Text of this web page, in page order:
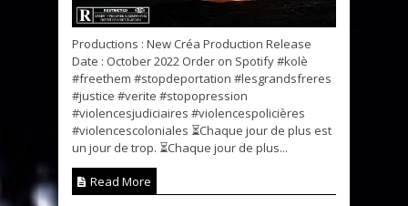
Productions : New Créa Production Release
Date : October 2022 Order on Spotify #kolè
#freethem #stopdeportation #lesgrandsfreres
#justice #verite #stopopression
#violencesjudiciaires #violencespolicières
#violencescoloniales ⏳Chaque jour de plus est
un jour de trop. ⏳Chaque jour de plus...
Read More